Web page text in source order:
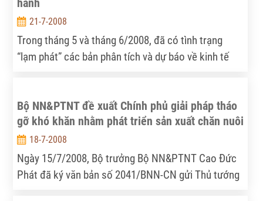
hành
21-7-2008
Trong tháng 5 và tháng 6/2008, đã có tình trạng
“lạm phát” các bản phân tích và dự báo về kinh tế
chính trong nửa cuối năm 2008 tác động tới hoạt
động của doanh nghiệp.
Bộ NN&PTNT đề xuất Chính phủ giải pháp tháo
gỡ khó khăn nhằm phát triển sản xuất chăn nuôi
18-7-2008
Ngày 15/7/2008, Bộ trưởng Bộ NN&PTNT Cao Đức
Phát đã ký văn bản số 2041/BNN-CN gửi Thủ tướng